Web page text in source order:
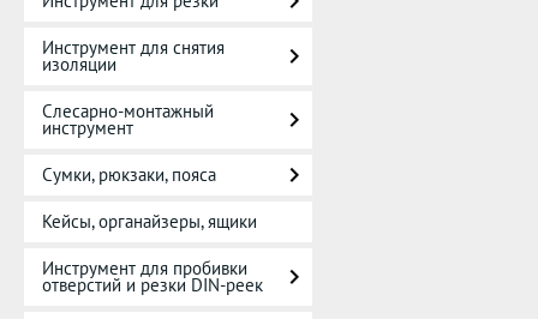
Инструмент для снятия
изоляции
Слесарно-монтажный
инструмент
Сумки, рюкзаки, пояса
Кейсы, органайзеры, ящики
Инструмент для пробивки
отверстий и резки DIN-реек